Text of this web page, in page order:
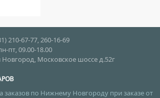
210-67-77, 260-16-69
пт, 09.00-18.00
Московское шоссе д.52г
заказов по Нижнему Новгороду при заказе от